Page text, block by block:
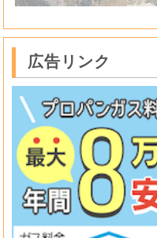
広告リンク